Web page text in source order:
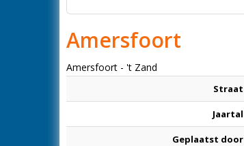
Amersfoort
Amersfoort - 't Zand
Straat
Jaartal
Geplaatst door